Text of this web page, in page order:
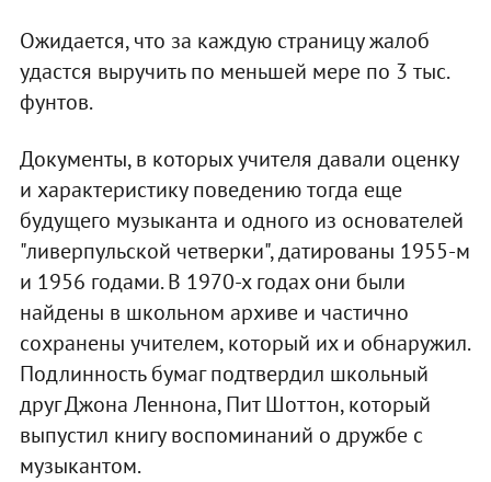
Ожидается, что за каждую страницу жалоб
удастся выручить по меньшей мере по 3 тыс.
фунтов.
Документы, в которых учителя давали оценку
и характеристику поведению тогда еще
будущего музыканта и одного из основателей
"ливерпульской четверки", датированы 1955-м
и 1956 годами. В 1970-х годах они были
найдены в школьном архиве и частично
сохранены учителем, который их и обнаружил.
Подлинность бумаг подтвердил школьный
друг Джона Леннона, Пит Шоттон, который
выпустил книгу воспоминаний о дружбе с
музыкантом.